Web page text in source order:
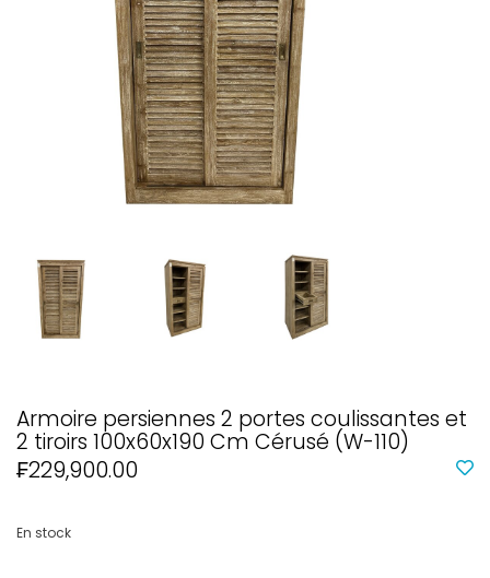
Armoire persiennes 2 portes coulissantes et
2 tiroirs 100x60x190 Cm Cérusé (W-110)
₣229,900.00
En stock